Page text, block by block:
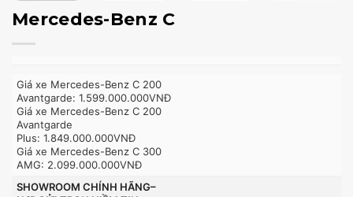
Mercedes-Benz C
Giá xe Mercedes-Benz C 200
Avantgarde: 1.599.000.000VNĐ
Giá xe Mercedes-Benz C 200
Avantgarde
Plus: 1.849.000.000VNĐ
Giá xe Mercedes-Benz C 300
AMG: 2.099.000.000VNĐ
SHOWROOM CHÍNH HÃNG–